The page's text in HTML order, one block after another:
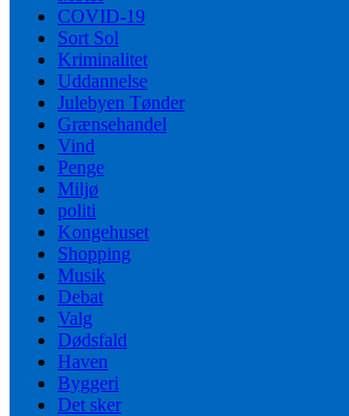
COVID-19
Sort Sol
Kriminalitet
Uddannelse
Julebyen Tønder
Grænsehandel
Vind
Penge
Miljø
politi
Kongehuset
Shopping
Musik
Debat
Valg
Dødsfald
Haven
Byggeri
Det sker